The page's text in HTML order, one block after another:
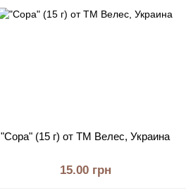
"Сора" (15 г) от ТМ Велес, Украина
15.00 грн